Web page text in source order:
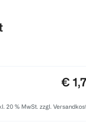
€
20 % MwSt. zzgl.